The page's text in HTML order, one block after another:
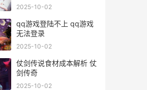
2025-10-02
qq游戏登陆不上 qq游戏
无法登录
2025-10-02
仗剑传说食材成本解析 仗
剑传奇
2025-10-02